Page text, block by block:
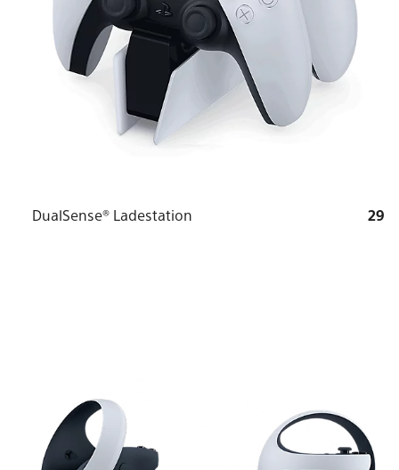
DualSense® Ladestation 29